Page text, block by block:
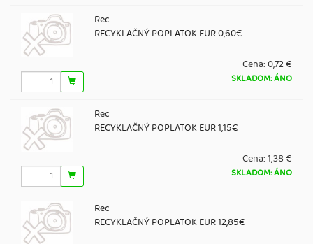
Rec
RECYKLAČNÝ POPLATOK EUR 0,60€
Cena:0,72 €
SKLADOM: ÁNO
Rec
RECYKLAČNÝ POPLATOK EUR 1,15€
Cena:1,38 €
SKLADOM: ÁNO
Rec
RECYKLAČNÝ POPLATOK EUR 12,85€